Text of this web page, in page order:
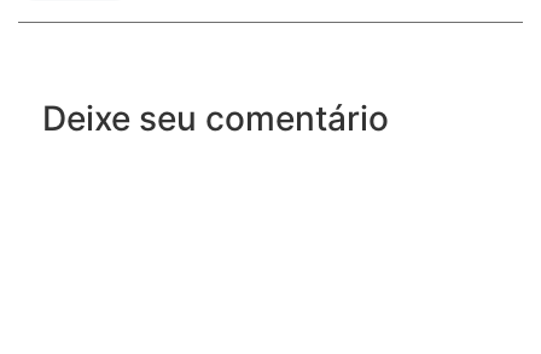
Deixe seu comentário